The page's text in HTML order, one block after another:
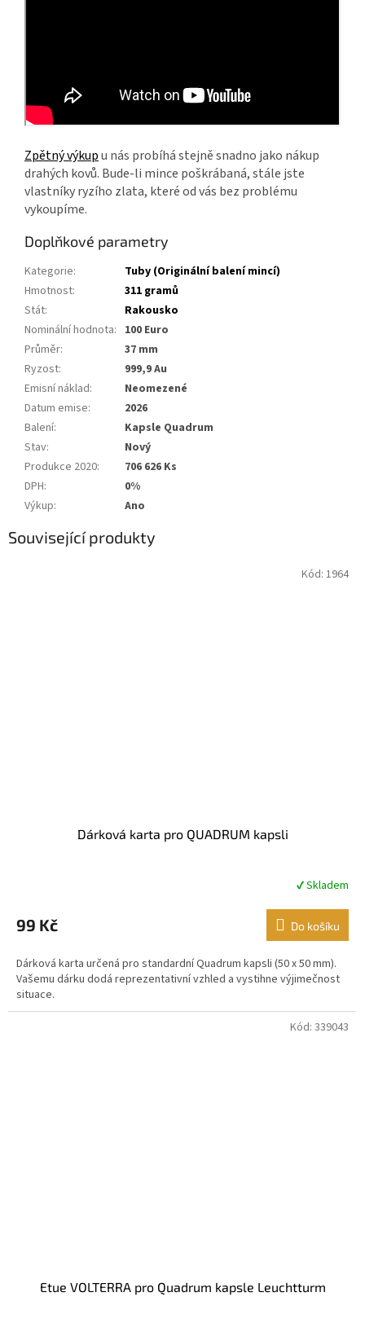
Zpětný výkupu nás probíhá stejně snadno jako nákup
drahých kovů. Bude-li mince poškrábaná, stále jste
vlastníky ryzího zlata, které od vás bez problému
vykoupíme.
Doplňkové parametry
Kategorie:
Tuby (Originální balení mincí)
Hmotnost:
311 gramů
Stát:
Rakousko
Nominální hodnota: 100 Euro
Průměr:
37 mm
Ryzost:
999,9 Au
Emisní náklad:
Neomezené
Datum emise:
2026
Balení:
Kapsle Quadrum
Stav:
Nový
Produkce 2020:
706 626 Ks
DPH:
0%
Výkup: Ano
Související produkty
Dárková karta pro QUADRUM kapsli
produktu
je
z
5
hvězdiček.
✔ Skladem
99 Kč Do košíku
Dárková karta určená pro standardní Quadrum kapsli (50 x 50 mm).
Vašemu dárku dodá reprezentativní vzhled a vystihne výjimečnost
situace.
Kód: 1964
Etue VOLTERRA pro Quadrum kapsle Leuchtturm
Kód: 339043